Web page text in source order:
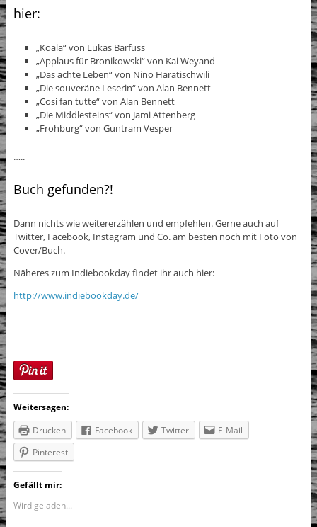
hier:
„Koala“ von Lukas Bärfuss
„Applaus für Bronikowski“ von Kai Weyand
„Das achte Leben“ von Nino Haratischwili
„Die souveräne Leserin“ von Alan Bennett
„Cosi fan tutte“ von Alan Bennett
„Die Middlesteins“ von Jami Attenberg
„Frohburg“ von Guntram Vesper
…..
Buch gefunden?!
Dann nichts wie weitererzählen und empfehlen. Gerne auch auf
Twitter, Facebook, Instagram und Co. am besten noch mit Foto von
Cover/Buch.
Näheres zum Indiebookday findet ihr auch hier:
http://www.indiebookday.de/
Weitersagen:
Drucken
Facebook Twitter
E-Mail
Pinterest
Gefällt mir:
Wird geladen...